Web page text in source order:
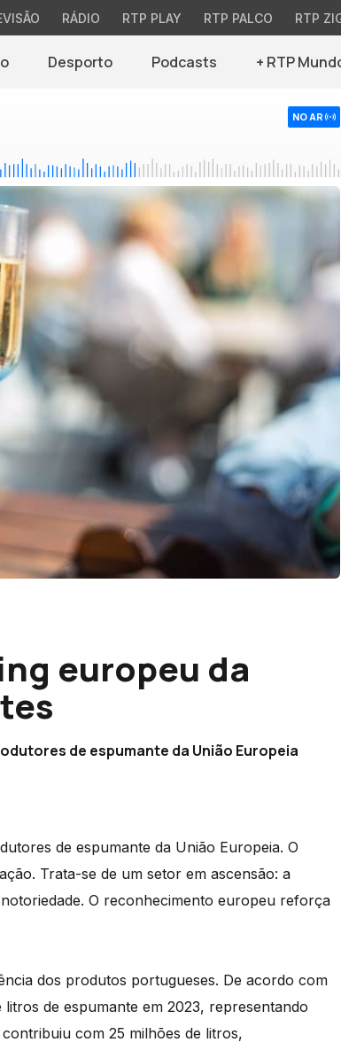
RÁDIO RTP PLAY RTP PALCO RTP
Desporto Podcasts + RTP
NO AR
europeu da
de espumante da União Europeia
de espumante da União Europeia. O
Trata-se de um setor em ascensão: a
O reconhecimento europeu reforça
dos produtos portugueses. De acordo com
de espumante em 2023, representando
com 25 milhões de litros,